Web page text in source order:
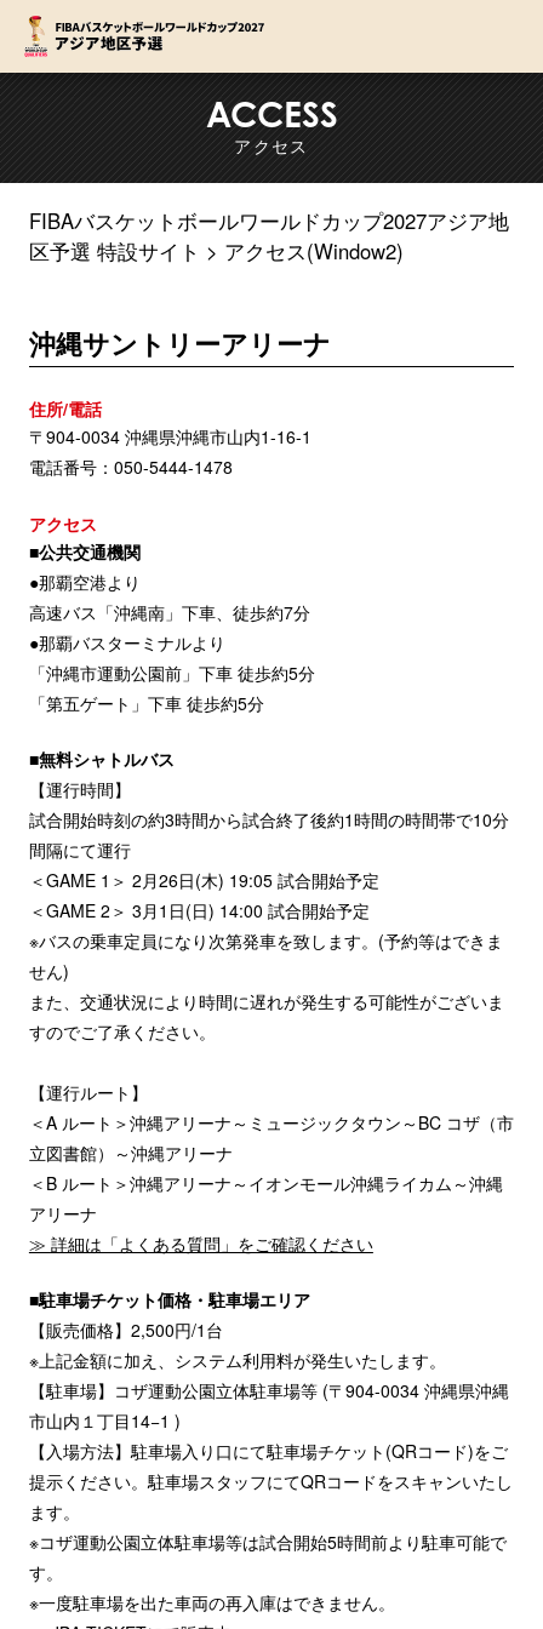
ACCESS
アクセス
FIBAバスケットボールワールドカップ2027アジア地
区予選 特設サイト
アクセス(Window2)
沖縄サントリーアリーナ
住所/電話
〒904-0034 沖縄県沖縄市山内1-16-1
電話番号：050-5444-1478
アクセス
■公共交通機関
●那覇空港より
高速バス「沖縄南」下車、徒歩約7分
●那覇バスターミナルより
「沖縄市運動公園前」下車 徒歩約5分
「第五ゲート」下車 徒歩約5分
■無料シャトルバス
【運行時間】
試合開始時刻の約3時間から試合終了後約1時間の時間帯で10分
間隔にて運行
＜GAME 1＞ 2月26日(木) 19:05 試合開始予定
＜GAME 2＞ 3月1日(日) 14:00 試合開始予定
※バスの乗車定員になり次第発車を致します。(予約等はできま
せん)
また、交通状況により時間に遅れが発生する可能性がございま
すのでご了承ください。
【運行ルート】
＜A ルート＞沖縄アリーナ～ミュージックタウン～BC コザ（市
立図書館）～沖縄アリーナ
＜B ルート＞沖縄アリーナ～イオンモール沖縄ライカム～沖縄
アリーナ
≫ 詳細は「よくある質問」をご確認ください
■駐車場チケット価格・駐車場エリア
【販売価格】2,500円/1台
※上記金額に加え、システム利用料が発生いたします。
【駐車場】コザ運動公園立体駐車場等 (〒904-0034 沖縄県沖縄
市山内１丁目14−1 )
【入場方法】駐車場入り口にて駐車場チケット(QRコード)をご
提示ください。駐車場スタッフにてQRコードをスキャンいたし
ます。
※コザ運動公園立体駐車場等は試合開始5時間前より駐車可能で
す。
※一度駐車場を出た車両の再入庫はできません。